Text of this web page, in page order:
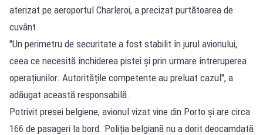
aterizat pe aeroportul Charleroi, a precizat purtătoarea de
cuvânt.
"Un perimetru de securitate a fost stabilit în jurul avionului,
ceea ce necesită închiderea pistei și prin urmare întreruperea
operațiunilor. Autoritățile competente au preluat cazul", a
adăugat această responsabilă.
Potrivit presei belgiene, avionul vizat vine din Porto și are circa
166 de pasageri la bord. Poliția belgiană nu a dorit deocamdată